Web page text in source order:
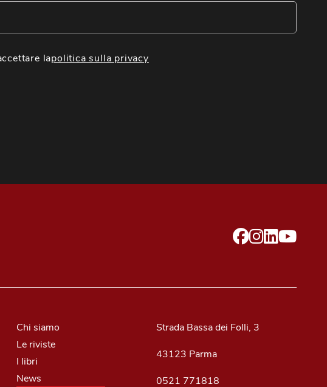
lapolitica sulla privacy
Chi siamo
Le riviste
I libri
News
Strada Bassa dei Folli, 3
43123 Parma
0521 771818